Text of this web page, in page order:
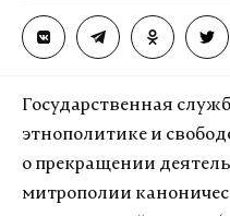
услугами
делают экспресс-
эксперты, которые
индивидуальные
нот до цитрусовых
Государственная
этнополитике и
о прекращении
митрополии